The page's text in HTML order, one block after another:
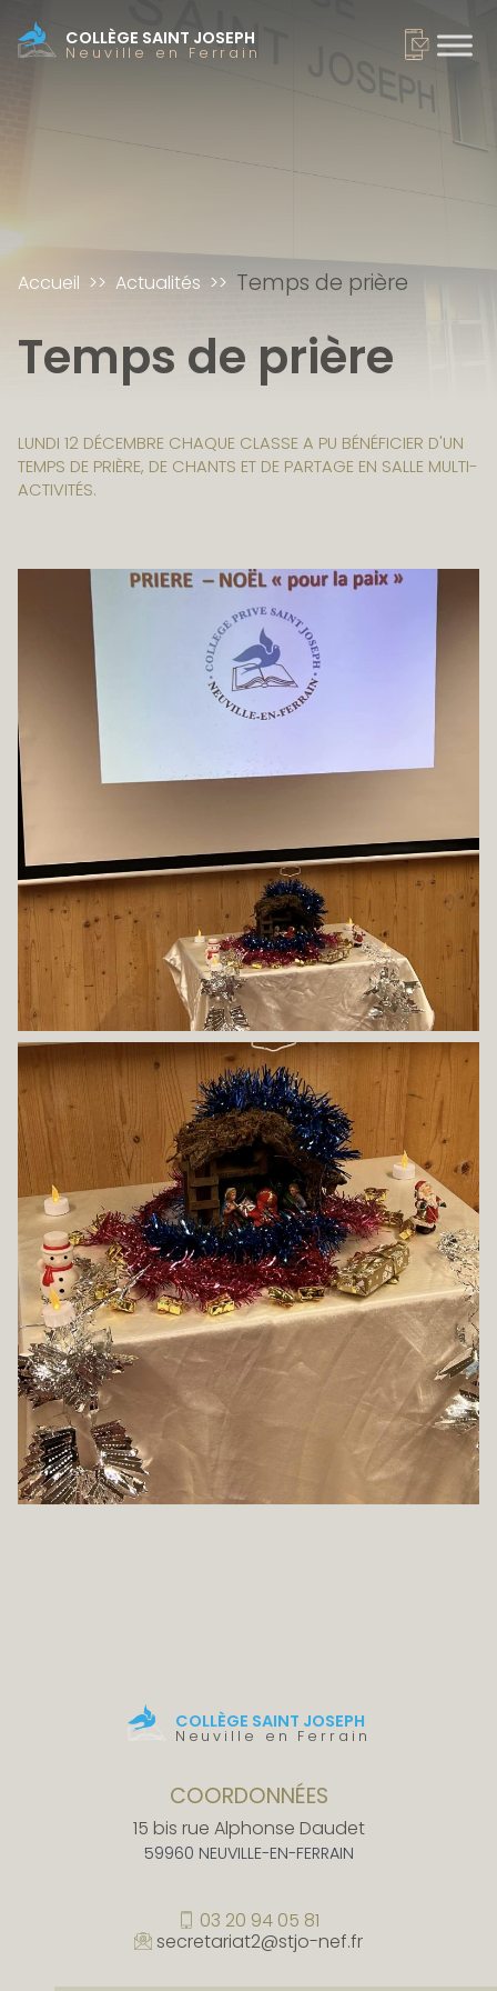
COLLÈGE SAINT JOSEPH
Neuville en Ferrain
Accueil Actualités Temps de prière
Temps de prière
LUNDI 12 DÉCEMBRE CHAQUE CLASSE A PU BÉNÉFICIER D'UN
TEMPS DE PRIÈRE, DE CHANTS ET DE PARTAGE EN SALLE MULTI-
ACTIVITÉS.
COLLÈGE SAINT JOSEPH
Neuville en Ferrain
COORDONNÉES
15 bis rue Alphonse Daudet
59960 NEUVILLE-EN-FERRAIN
03 20 94 05 81
secretariat2@stjo-nef.fr